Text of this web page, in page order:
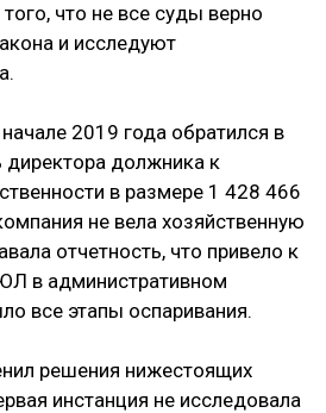
что не все суды верно
и исследуют
2019 года обратился в
директора должника к
в размере 1 428 466
не вела хозяйственную
отчетность, что привело к
в административном
все этапы оспаривания.
решения нижестоящих
инстанция не исследовала